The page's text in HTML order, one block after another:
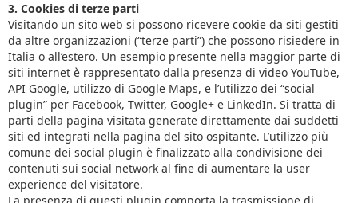
3. Cookies di terze parti
Visitando un sito web si possono ricevere cookie da siti gestiti
da altre organizzazioni (“terze parti”) che possono risiedere in
Italia o all’estero. Un esempio presente nella maggior parte di
siti internet è rappresentato dalla presenza di video YouTube,
API Google, utilizzo di Google Maps, e l’utilizzo dei “social
plugin” per Facebook, Twitter, Google+ e LinkedIn. Si tratta di
parti della pagina visitata generate direttamente dai suddetti
siti ed integrati nella pagina del sito ospitante. L’utilizzo più
comune dei social plugin è finalizzato alla condivisione dei
contenuti sui social network al fine di aumentare la user
experience del visitatore.